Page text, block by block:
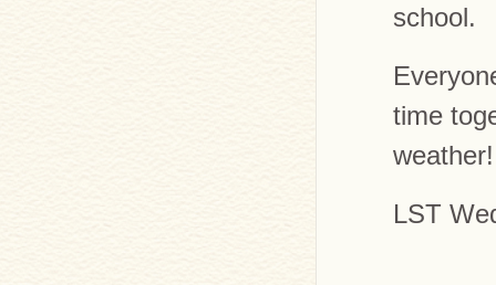
school.
time
weather!
LST